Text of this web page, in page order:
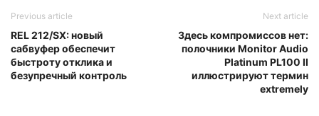
Previous article
REL 212/SX: новый
сабвуфер обеспечит
быстроту отклика и
безупречный контроль
Next article
Здесь компромиссов нет:
полочники Monitor Audio
Platinum PL100 II
иллюстрируют термин
extremely